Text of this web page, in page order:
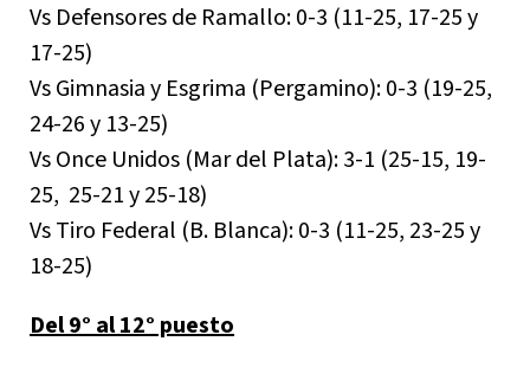
Vs Defensores de Ramallo: 0-3 (11-25, 17-25 y
17-25)
Vs Gimnasia y Esgrima (Pergamino): 0-3 (19-25,
24-26 y 13-25)
Vs Once Unidos (Mar del Plata): 3-1 (25-15, 19-
25, 25-21 y 25-18)
Vs Tiro Federal (B. Blanca): 0-3 (11-25, 23-25 y
18-25)
Del 9° al 12° puesto